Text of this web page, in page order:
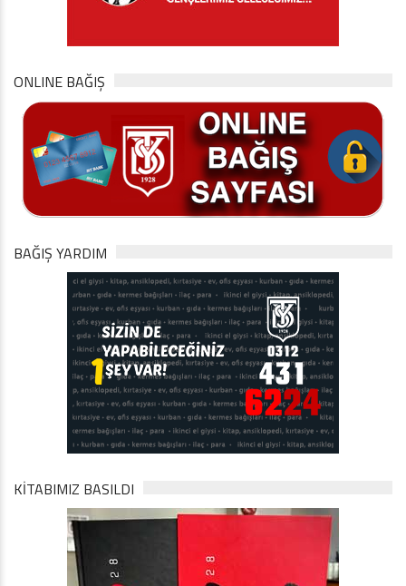
ONLINE BAĞIŞ
BAĞIŞ YARDIM
KİTABIMIZ BASILDI